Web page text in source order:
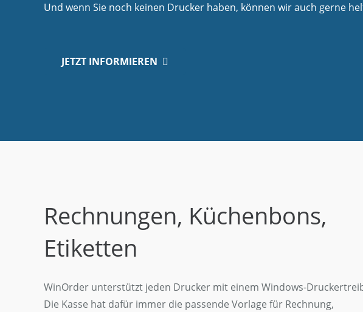
Und wenn Sie noch keinen Drucker haben, können wir auch gerne
JETZT INFORMIEREN
Rechnungen, Küchenbons,
Etiketten
WinOrder unterstützt jeden Drucker mit einem Windows-
Die Kasse hat dafür immer die passende Vorlage für Rechnung,